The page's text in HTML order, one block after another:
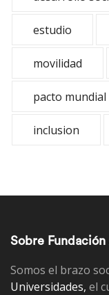
estudio
movilidad
pacto
inclusion
Sobre
Somos el brazo
Universidades, el